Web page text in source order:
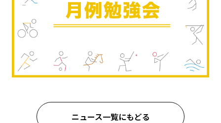
ニュース一覧にもどる